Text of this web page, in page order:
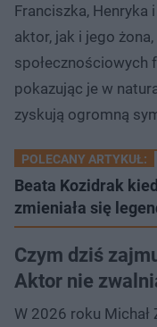
Franciszka, Henryka
aktor, jak i jego
społecznościowych
pokazując je w
zyskują ogromną
POLECANY ARTYKUŁ:
Beata Kozidrak
zmieniała się
Czym dziś
Aktor nie
W 2026 roku